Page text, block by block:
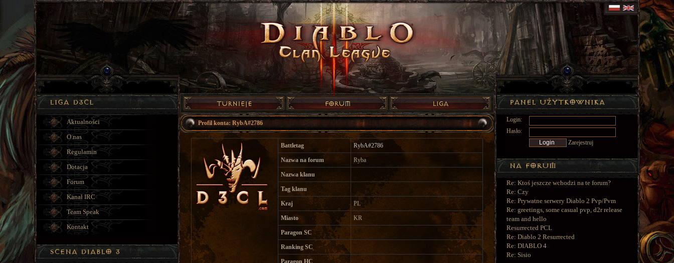
Profil konta: RybA#2786
Battletag RybA#2786
Nazwa na forum Ryba
Nazwa klanu
Tag klanu
Kraj PL
Miasto KR
Paragon SC
Ranking SC
Paragon HC
Aktualności
O nas
Regulamin
Dotacja
Forum
Kanał IRC
Team Speak
Kontakt
Login:
Hasło:
Zarejestruj
Re: Ktoś jeszcze wchodzi na te forum?
Re: Czy
Re: Prywatne serwery Diablo 2 Pvp/Pvm
Re: greetings, some casual pvp, d2r release
team and hello
Resurrected PCL
Re: Diablo 2 Resurrected
Re: DIABLO 4
Re: Sisio